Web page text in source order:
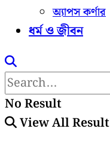
অ্যাপস কর্ণার
ধর্ম ও জীবন
No Result
View All Result